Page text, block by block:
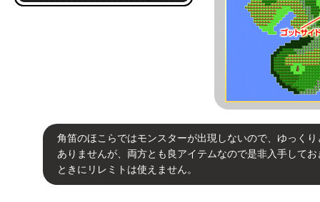
角笛のほこらではモンスターが出現しないので、ゆっく
ありませんが、両方とも良アイテムなので是非入手して
ときにリレミトは使えません。